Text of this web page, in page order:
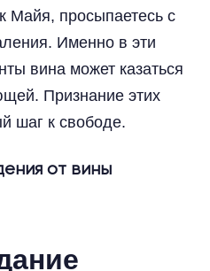
Майя, просыпаетесь с
Именно в эти
вина может казаться
Признание этих
шаг к свободе.
от вины